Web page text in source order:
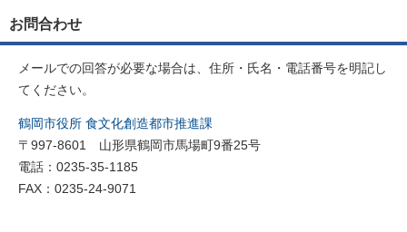
お問合わせ
メールでの回答が必要な場合は、住所・氏名・電話番号を明記し
てください。
鶴岡市役所 食文化創造都市推進課
〒997-8601 山形県鶴岡市馬場町9番25号
電話：0235-35-1185
FAX：0235-24-9071